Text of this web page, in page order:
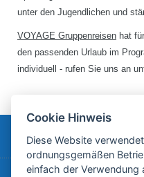
unter den Jugendlichen und
VOYAGE Gruppenreisen hat
den passenden Urlaub im
individuell - rufen Sie uns an
EURE REISE MIT VOYAGE
Cookie Hinweis
Diese Website
ordnungsgemäßen
einfach der Verwendung